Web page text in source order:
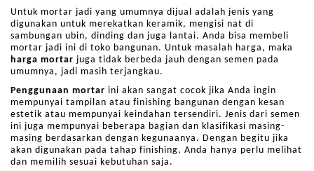
Untuk mortar jadi yang umumnya dijual adalah jenis yang
digunakan untuk merekatkan keramik, mengisi nat di
sambungan ubin, dinding dan juga lantai. Anda bisa membeli
mortar jadi ini di toko bangunan. Untuk masalah harga, maka
harga mortar juga tidak berbeda jauh dengan semen pada
umumnya, jadi masih terjangkau.
Penggunaan mortar ini akan sangat cocok jika Anda ingin
mempunyai tampilan atau finishing bangunan dengan kesan
estetik atau mempunyai keindahan tersendiri. Jenis dari semen
ini juga mempunyai beberapa bagian dan klasifikasi masing-
masing berdasarkan dengan kegunaanya. Dengan begitu jika
akan digunakan pada tahap finishing, Anda hanya perlu melihat
dan memilih sesuai kebutuhan saja.